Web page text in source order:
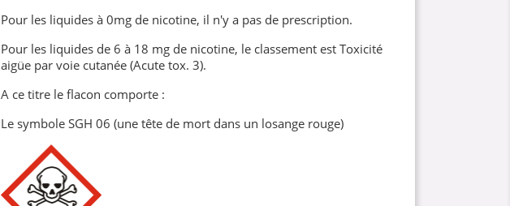
Pour les liquides à 0mg de nicotine, il n'y a pas de prescription.
Pour les liquides de 6 à 18 mg de nicotine, le classement est Toxicité
aigüe par voie cutanée (Acute tox. 3).
A ce titre le flacon comporte :
Le symbole SGH 06 (une tête de mort dans un losange rouge)